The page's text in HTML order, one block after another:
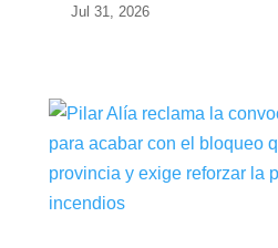
Jul 31, 2026